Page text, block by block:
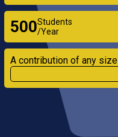
₹500Students
/Year
A contribution of any size